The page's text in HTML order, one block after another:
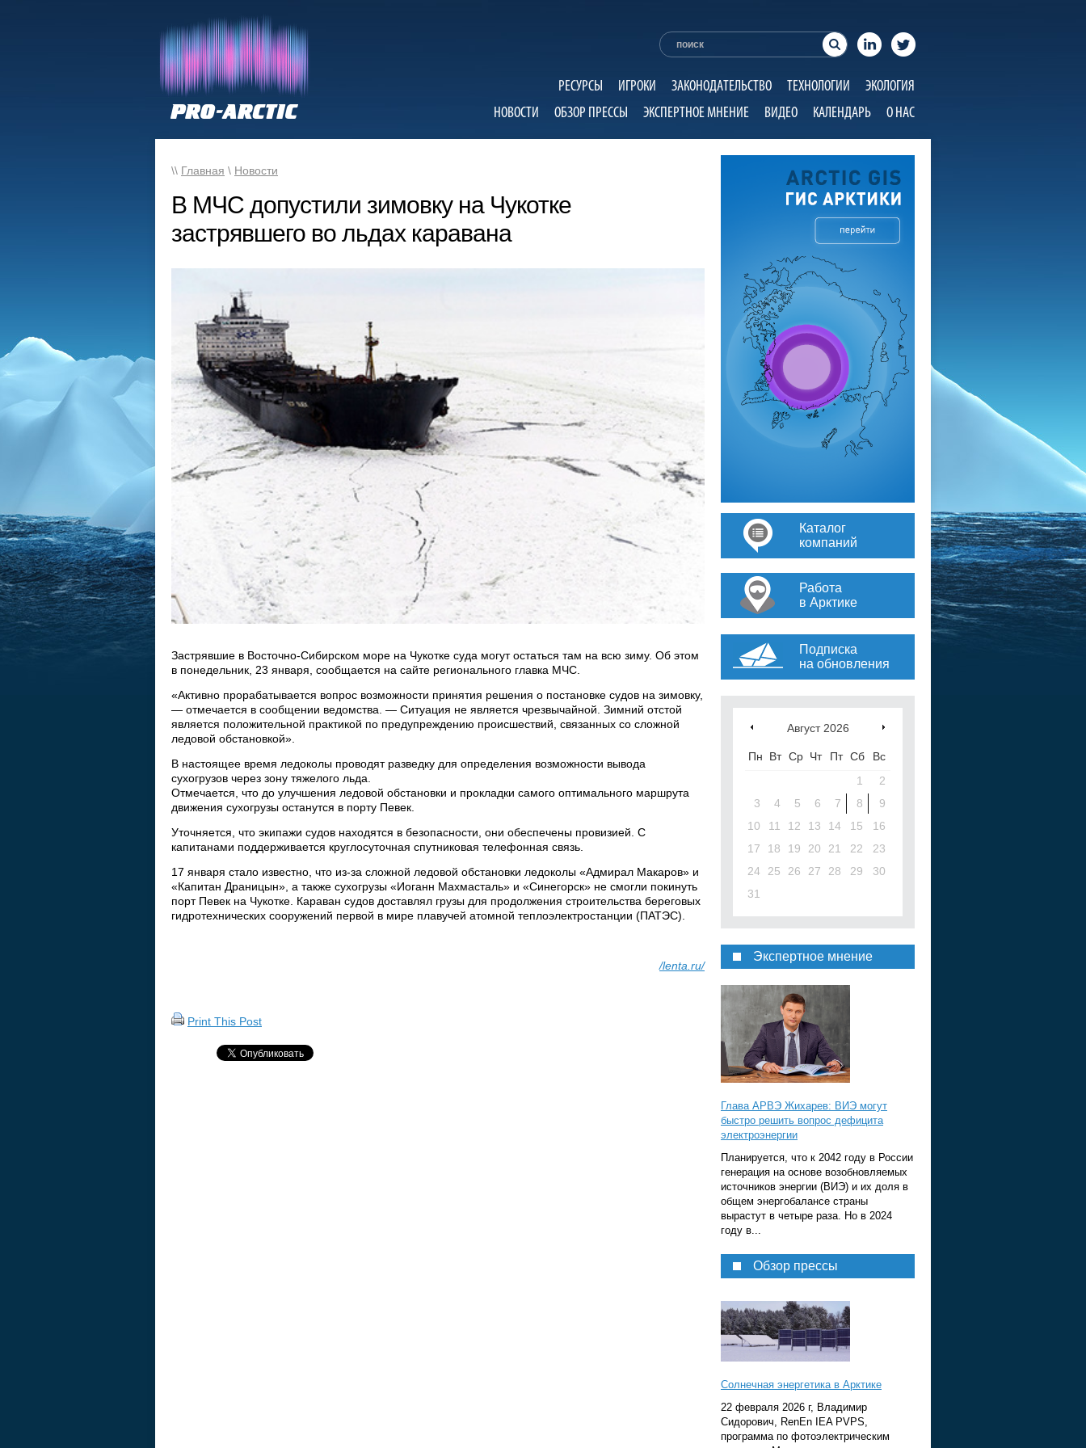
РЕСУРСЫ ИГРОКИ ЗАКОНОДАТЕЛЬСТВО ТЕХНОЛОГИИ
ЭКОЛОГИЯ
НОВОСТИ
ОБЗОР ПРЕССЫ ЭКСПЕРТНОЕ МНЕНИЕ ВИДЕО КАЛЕНДАРЬ О НАС
\\ Главная \ Новости
В МЧС допустили зимовку на Чукотке
застрявшего во льдах каравана
Застрявшие в Восточно-Сибирском море на Чукотке суда могут остаться там на всю зиму. Об этом
в понедельник, 23 января, сообщается на сайте регионального главка МЧС.
«Активно прорабатывается вопрос возможности принятия решения о постановке судов на зимовку,
— отмечается в сообщении ведомства. — Ситуация не является чрезвычайной. Зимний отстой
является положительной практикой по предупреждению происшествий, связанных со сложной
ледовой обстановкой».
В настоящее время ледоколы проводят разведку для определения возможности вывода
сухогрузов через зону тяжелого льда.
Отмечается, что до улучшения ледовой обстановки и прокладки самого оптимального маршрута
движения сухогрузы останутся в порту Певек.
Уточняется, что экипажи судов находятся в безопасности, они обеспечены провизией. С
капитанами поддерживается круглосуточная спутниковая телефонная связь.
17 января стало известно, что из-за сложной ледовой обстановки ледоколы «Адмирал Макаров» и
«Капитан Драницын», а также сухогрузы «Иоганн Махмасталь» и «Синегорск» не смогли покинуть
порт Певек на Чукотке. Караван судов доставлял грузы для продолжения строительства береговых
гидротехнических сооружений первой в мире плавучей атомной теплоэлектростанции (ПАТЭС).
/lenta.ru/
Print This Post
Каталог
компаний
Работа
в Арктике
Подписка
на обновления
Август 2026
Пн Вт Ср Чт Пт Сб
Вс
1
2
3
4 5 6 7 8
9
10
11 12 13 14 15
16
17
18 19 20 21 22
23
24
25 26 27 28 29
30
31
Экспертное мнение
Глава АРВЭ Жихарев: ВИЭ могут
быстро решить вопрос дефицита
электроэнергии
Планируется, что к 2042 году в России
генерация на основе возобновляемых
источников энергии (ВИЭ) и их доля в
общем энергобалансе страны
вырастут в четыре раза. Но в 2024
году в...
Обзор прессы
Солнечная энергетика в Арктике
22 февраля 2026 г, Владимир
Сидорович, RenEn IEA PVPS,
программа по фотоэлектрическим